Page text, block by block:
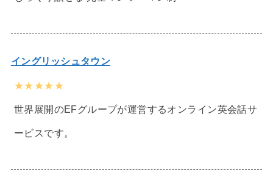
イングリッシュタウン
★★★★★
世界展開のEFグループが運営するオンライン英会話サ
ービスです。